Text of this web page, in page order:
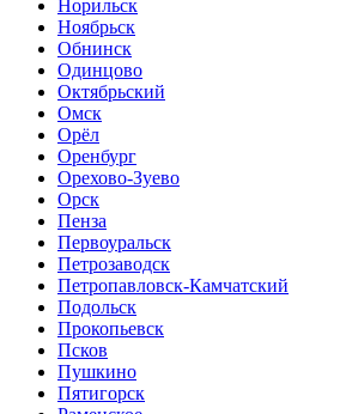
Норильск
Ноябрьск
Обнинск
Одинцово
Октябрьский
Омск
Орёл
Оренбург
Орехово-Зуево
Орск
Пенза
Первоуральск
Петрозаводск
Петропавловск-Камчатский
Подольск
Прокопьевск
Псков
Пушкино
Пятигорск